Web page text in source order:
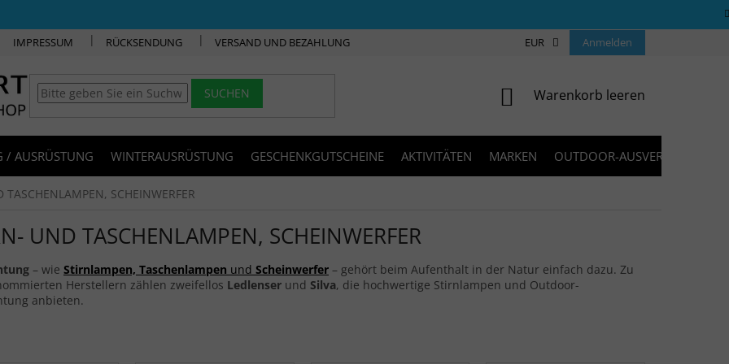
IMPRESSUM RÜCKSENDUNG VERSAND UND BEZAHLUNG KONTAKT FAQ
EUR Anmelden
SUCHEN WARENKORB
Warenkorb leeren
/ AUSRÜSTUNG WINTERAUSRÜSTUNG GESCHENKGUTSCHEINE AKTIVITÄTEN MARKEN OUTDOOR-AUSVERKAUF
TASCHENLAMPEN, SCHEINWERFER
UND TASCHENLAMPEN, SCHEINWERFER
– wie Stirnlampen, Taschenlampen und Scheinwerfer – gehört beim Aufenthalt in der Natur einfach dazu. Zu
Herstellern zählen zweifellos Ledlenser und Silva, die hochwertige Stirnlampen und Outdoor-
anbieten.